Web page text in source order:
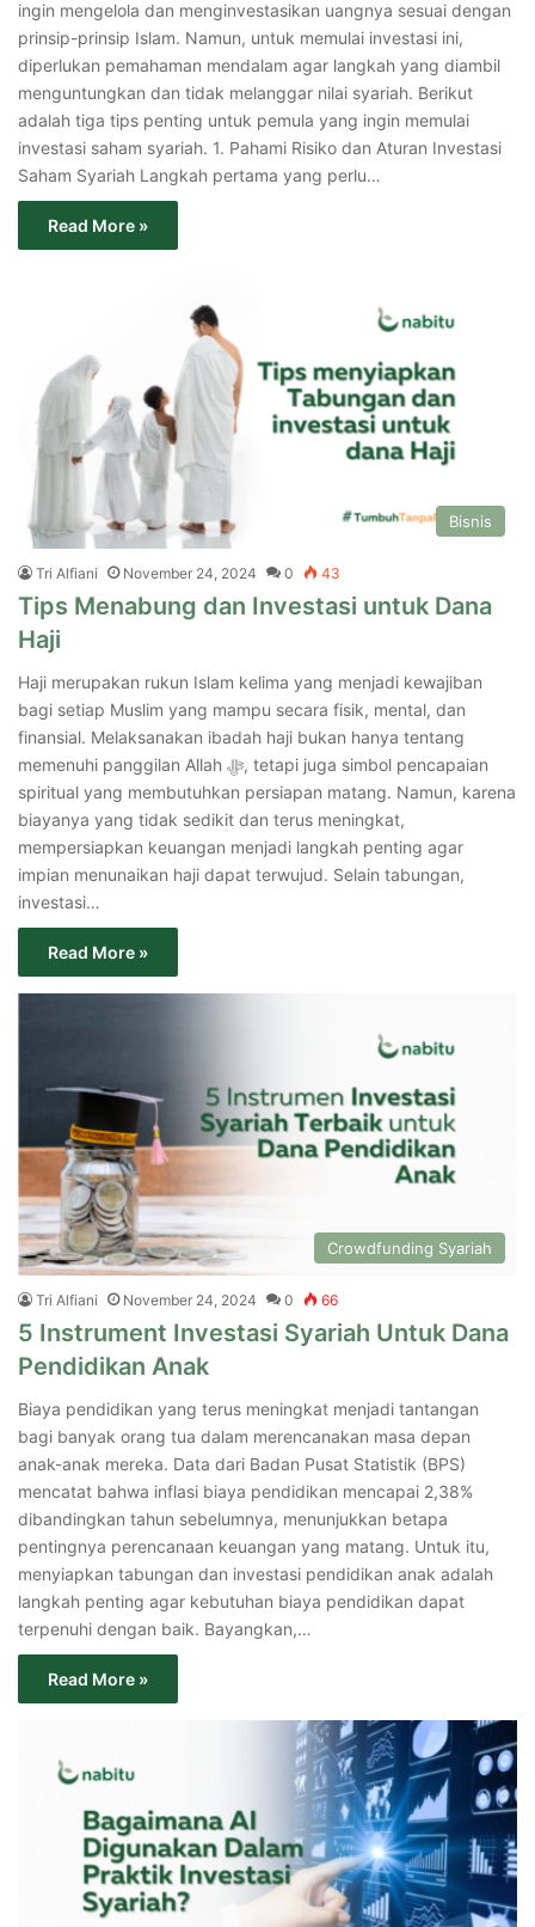
ingin mengelola dan menginvestasikan uangnya sesuai dengan
prinsip-prinsip Islam. Namun, untuk memulai investasi ini,
diperlukan pemahaman mendalam agar langkah yang diambil
menguntungkan dan tidak melanggar nilai syariah. Berikut
adalah tiga tips penting untuk pemula yang ingin memulai
investasi saham syariah. 1. Pahami Risiko dan Aturan Investasi
Saham Syariah Langkah pertama yang perlu…
Read More »
Bisnis
Tri Alfiani November 24, 2024 0 43
Tips Menabung dan Investasi untuk Dana
Haji
Haji merupakan rukun Islam kelima yang menjadi kewajiban
bagi setiap Muslim yang mampu secara fisik, mental, dan
finansial. Melaksanakan ibadah haji bukan hanya tentang
memenuhi panggilan Allah ﷻ, tetapi juga simbol pencapaian
spiritual yang membutuhkan persiapan matang. Namun, karena
biayanya yang tidak sedikit dan terus meningkat,
mempersiapkan keuangan menjadi langkah penting agar
impian menunaikan haji dapat terwujud. Selain tabungan,
investasi…
Read More »
Crowdfunding Syariah
Tri Alfiani November 24, 2024 0 66
5 Instrument Investasi Syariah Untuk Dana
Pendidikan Anak
Biaya pendidikan yang terus meningkat menjadi tantangan
bagi banyak orang tua dalam merencanakan masa depan
anak-anak mereka. Data dari Badan Pusat Statistik (BPS)
mencatat bahwa inflasi biaya pendidikan mencapai 2,38%
dibandingkan tahun sebelumnya, menunjukkan betapa
pentingnya perencanaan keuangan yang matang. Untuk itu,
menyiapkan tabungan dan investasi pendidikan anak adalah
langkah penting agar kebutuhan biaya pendidikan dapat
terpenuhi dengan baik. Bayangkan,…
Read More »